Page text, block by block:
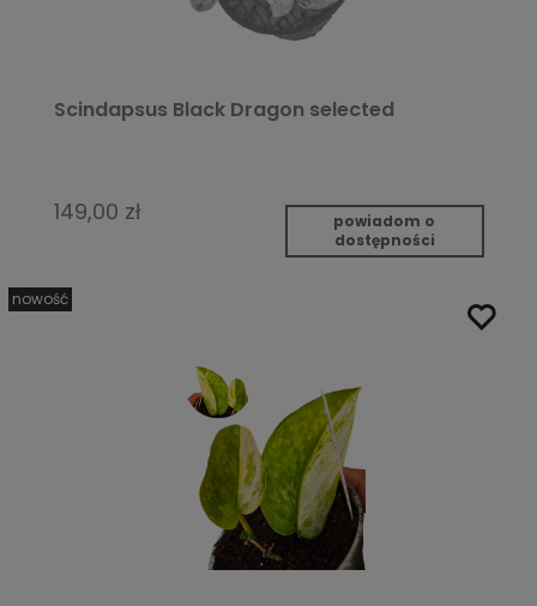
Scindapsus Black Dragon selected
149,00 zł
powiadom o
dostępności
nowość